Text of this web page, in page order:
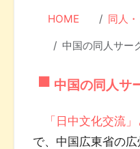
HOME 同人
中国の同人サー
中国の同人サ
「日中文化交流
で、中国広東省の